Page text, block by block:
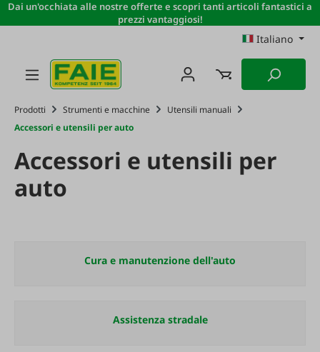
Passa al contenuto principale
Dai un'occhiata alle nostre offerte e scopri tanti articoli fantastici a
prezzi vantaggiosi!
Italiano
Prodotti Strumenti e macchine
Utensili manuali
Accessori e utensili per auto
Accessori e utensili per
auto
Cura e manutenzione dell'auto
Assistenza stradale